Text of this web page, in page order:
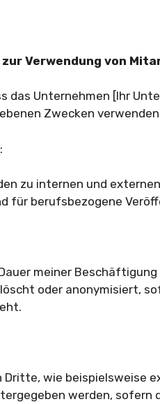
Verwendung von
das Unternehmen [Ihr
Zwecken
zu internen und
für berufsbezogene
meiner
oder anonymisiert,
Dritte, wie beispielsweise
werden, sofern